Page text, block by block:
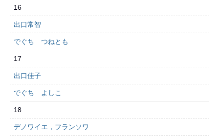
16
出口常智
でぐち つねとも
17
出口佳子
でぐち よしこ
18
デノワイエ，フランソワ